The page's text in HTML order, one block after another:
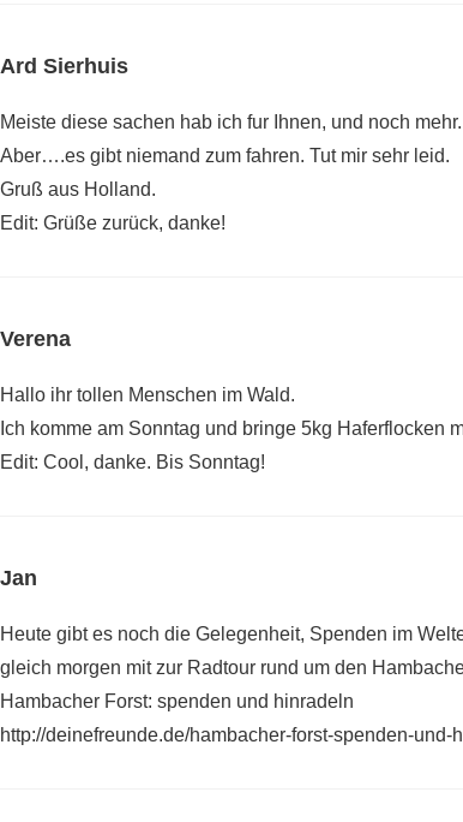
Ard Sierhuis
Meiste diese sachen hab ich fur Ihnen, und noch mehr.
Aber….es gibt niemand zum fahren. Tut mir sehr leid.
Gruß aus Holland.
Edit: Grüße zurück, danke!
Verena
Hallo ihr tollen Menschen im Wald.
Ich komme am Sonntag und bringe 5kg Haferflocken
Edit: Cool, danke. Bis Sonntag!
Jan
Heute gibt es noch die Gelegenheit, Spenden im
gleich morgen mit zur Radtour rund um den
Hambacher Forst: spenden und hinradeln
http://deinefreunde.de/hambacher-forst-spenden-und-